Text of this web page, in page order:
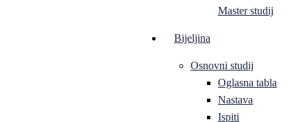
Master studij
Bijeljina
Osnovni studij
Oglasna tabla
Nastava
Ispiti